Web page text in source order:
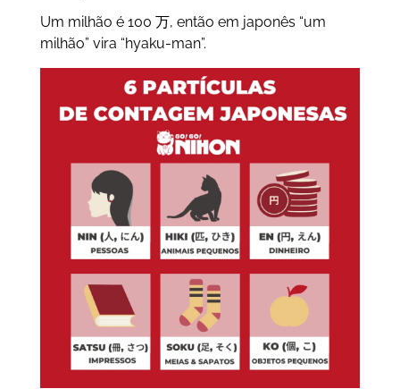
Um milhão é 100 万, então em japonês “um
milhão” vira “hyaku-man”.